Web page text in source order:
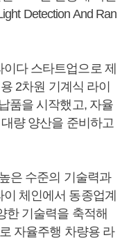
Detection And Ran
다 스타트업으로 제
2차원 기계식 라이
품을 시작했고, 자율
량 양산을 준비하고
은 수준의 기술력과
체인에서 동종업계
한 기술력을 축적해
자율주행 차량용 라